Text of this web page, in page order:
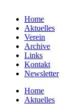
Home
Aktuelles
Verein
Archive
Links
Kontakt
Newsletter
Home
Aktuelles